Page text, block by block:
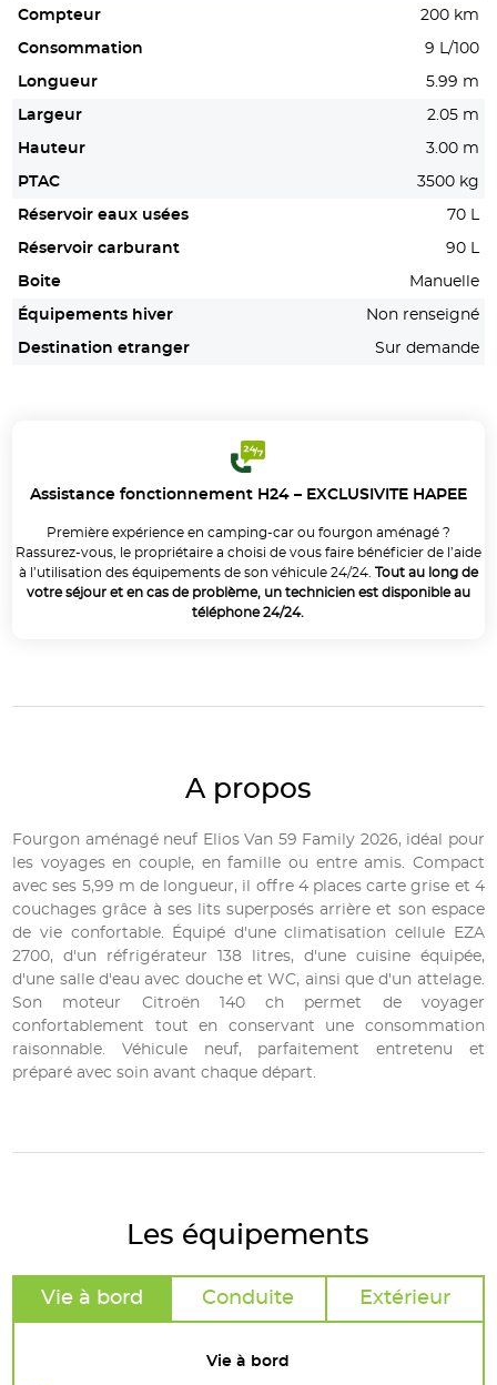
Compteur 200 km
Consommation 9 L/100
Longueur 5.99 m
Largeur 2.05 m
Hauteur 3.00 m
PTAC 3500 kg
Réservoir eaux usées 70 L
Réservoir carburant 90 L
Boite Manuelle
Équipements hiver Non renseigné
Destination etranger Sur demande
Assistance fonctionnement H24 – EXCLUSIVITE HAPEE
Première expérience en camping-car ou fourgon aménagé ?
Rassurez-vous, le propriétaire a choisi de vous faire bénéficier de l’aide
à l’utilisation des équipements de son véhicule 24/24. Tout au long de
votre séjour et en cas de problème, un technicien est disponible au
téléphone 24/24.
A propos
Fourgon aménagé neuf Elios Van 59 Family 2026, idéal pour
les voyages en couple, en famille ou entre amis. Compact
avec ses 5,99 m de longueur, il offre 4 places carte grise et 4
couchages grâce à ses lits superposés arrière et son espace
de vie confortable. Équipé d'une climatisation cellule EZA
2700, d'un réfrigérateur 138 litres, d'une cuisine équipée,
d'une salle d'eau avec douche et WC, ainsi que d'un attelage.
Son moteur Citroën 140 ch permet de voyager
confortablement tout en conservant une consommation
raisonnable. Véhicule neuf, parfaitement entretenu et
préparé avec soin avant chaque départ.
Les équipements
Vie à bord Conduite Extérieur
Vie à bord